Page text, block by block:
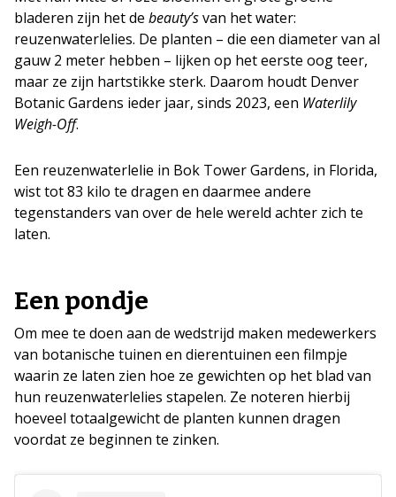
bladeren zijn het de beauty’svan het water:
reuzenwaterlelies. De planten – die een diameter van al
gauw 2 meter hebben – lijken op het eerste oog teer,
maar ze zijn hartstikke sterk. Daarom houdt Denver
Botanic Gardens ieder jaar, sinds 2023, een Waterlily
Weigh-Off.
Een reuzenwaterlelie in Bok Tower Gardens, in Florida,
wist tot 83 kilo te dragen en daarmee andere
tegenstanders van over de hele wereld achter zich te
laten.
Een pondje
Om mee te doen aan de wedstrijd maken medewerkers
van botanische tuinen en dierentuinen een filmpje
waarin ze laten zien hoe ze gewichten op het blad van
hun reuzenwaterlelies stapelen. Ze noteren hierbij
hoeveel totaalgewicht de planten kunnen dragen
voordat ze beginnen te zinken.